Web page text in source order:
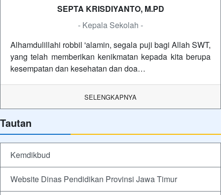
SEPTA KRISDIYANTO, M.PD
- Kepala Sekolah -
Alhamdulillahi robbil 'alamin, segala puji bagi Allah SWT,
yang telah memberikan kenikmatan kepada kita berupa
kesempatan dan kesehatan dan doa…
SELENGKAPNYA
Tautan
Kemdikbud
Website Dinas Pendidikan Provinsi Jawa Timur